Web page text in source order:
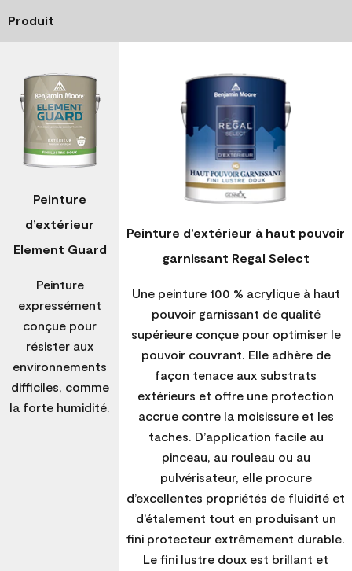
Produit
Peinture
d’extérieur
Element Guard
Peinture
expressément
conçue pour
résister aux
environnements
difficiles, comme
la forte humidité.
Peinture d’extérieur à haut pouvoir
garnissant Regal Select
Une peinture 100 % acrylique à haut
pouvoir garnissant de qualité
supérieure conçue pour optimiser le
pouvoir couvrant. Elle adhère de
façon tenace aux substrats
extérieurs et offre une protection
accrue contre la moisissure et les
taches. D’application facile au
pinceau, au rouleau ou au
pulvérisateur, elle procure
d’excellentes propriétés de fluidité et
d’étalement tout en produisant un
fini protecteur extrêmement durable.
Le fini lustre doux est brillant et